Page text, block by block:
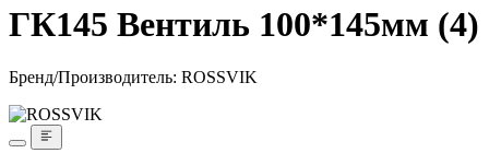
ГК145 Вентиль 100*145мм (4)
Бренд/Производитель: ROSSVIK